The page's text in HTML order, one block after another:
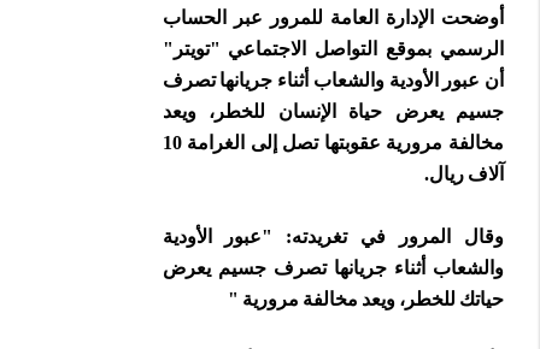
أوضحت الإدارة العامة للمرور عبر الحساب
الرسمي بموقع التواصل الاجتماعي "تويتر"
أن عبور الأودية والشعاب أثناء جريانها تصرف
جسيم يعرض حياة الإنسان للخطر، ويعد
مخالفة مرورية عقوبتها تصل إلى الغرامة 10
آلاف ريال.
وقال المرور في تغريدته: "عبور الأودية
والشعاب أثناء جريانها تصرف جسيم يعرض
حياتك للخطر، ويعد مخالفة مرورية "